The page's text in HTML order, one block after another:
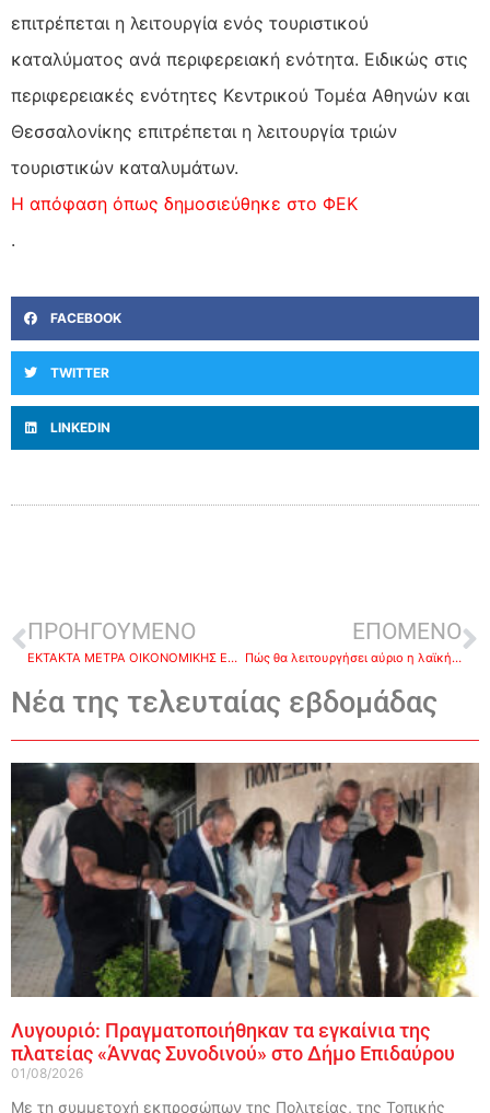
επιτρέπεται η λειτουργία ενός τουριστικού
καταλύματος ανά περιφερειακή ενότητα. Ειδικώς στις
περιφερειακές ενότητες Κεντρικού Τομέα Αθηνών και
Θεσσαλονίκης επιτρέπεται η λειτουργία τριών
τουριστικών καταλυμάτων.
Η απόφαση όπως δημοσιεύθηκε στο ΦΕΚ
.
FACEBOOK
TWITTER
LINKEDIN
ΠΡΟΗΓΟΥΜΕΝΟ
ΕΚΤΑΚΤΑ ΜΕΤΡΑ ΟΙΚΟΝΟΜΙΚΗΣ ΕΛΑΦΡΥΝΣΗΣ ΑΝΑΚΟΙΝΩΣΕ Η ΔΕΗ
ΕΠΟΜΕΝΟ
Πώς θα λειτουργήσει αύριο η λαϊκή αγορά στο Ναύπλιο
Νέα της τελευταίας εβδομάδας
Λυγουριό: Πραγματοποιήθηκαν τα εγκαίνια της
πλατείας «Άννας Συνοδινού» στο Δήμο Επιδαύρου
01/08/2026
Με τη συμμετοχή εκπροσώπων της Πολιτείας, της Τοπικής